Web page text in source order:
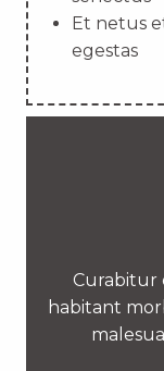
Et netus
egestas
Curabitur
habitant